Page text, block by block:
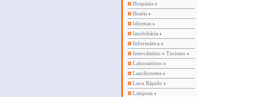
Hospitais
Hotéis
Idiomas
Imobiliária
Informática
Intercâmbio e Turismo
Laboratórios
Lanchonetes
Lava Rápido
Limpeza